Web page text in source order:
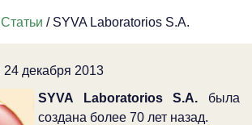
Статьи / SYVA Laboratorios S.A.
24 декабря 2013
SYVA Laboratorios S.A. была
создана более 70 лет назад.